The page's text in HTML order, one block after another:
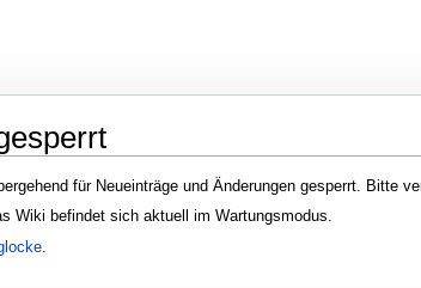
für Neueinträge und Änderungen gesperrt. Bitte
Wiki befindet sich aktuell im Wartungsmodus.